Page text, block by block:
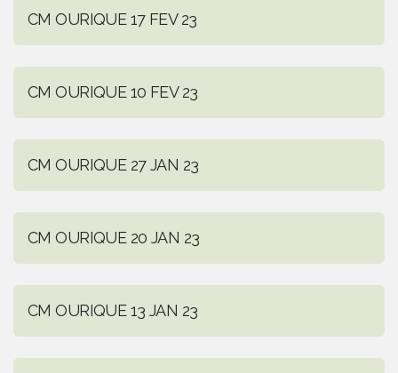
CM OURIQUE 17 FEV 23
CM OURIQUE 10 FEV 23
CM OURIQUE 27 JAN 23
CM OURIQUE 20 JAN 23
CM OURIQUE 13 JAN 23